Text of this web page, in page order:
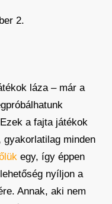
2.
láza – már a
a fajta játékok
minden
egy, így éppen
nyíljon a
Annak, aki nem